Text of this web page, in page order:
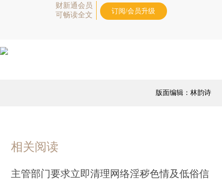
财新通会员
可畅读全文
订阅/会员升级
版面编辑：林韵诗
相关阅读
主管部门要求立即清理网络淫秽色情及低俗信